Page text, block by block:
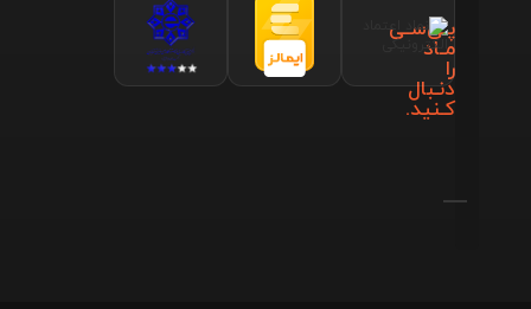
پـی‌سـی
مـاد
را
دنـبال
کـنید.